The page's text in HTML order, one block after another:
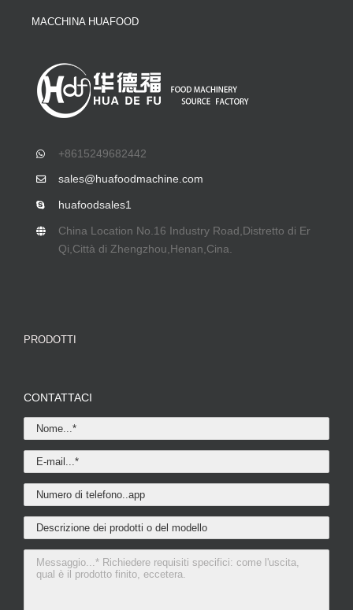
MACCHINA HUAFOOD
+8615249682442
sales@huafoodmachine.com
huafoodsales1
China Location No.16 Industry Road ,Distretto di Er
Qi,Città di Zhengzhou,Henan,Cina.
PRODOTTI
CONTATTACI